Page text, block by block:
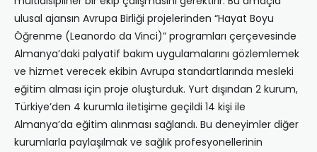
ulusal ajansın Avrupa Birliği projelerinden “Hayat Boyu
Öğrenme (Leanordo da Vinci)” programları çerçevesinde
Almanya’daki palyatif bakım uygulamalarını gözlemlemek
ve hizmet verecek ekibin Avrupa standartlarında mesleki
eğitim alması için proje oluşturduk. Yurt dışından 2 kurum,
Türkiye’den 4 kurumla iletişime geçildi 14 kişi ile
Almanya’da eğitim alınması sağlandı. Bu deneyimler diğer
kurumlarla paylaşılmak ve sağlık profesyonellerinin